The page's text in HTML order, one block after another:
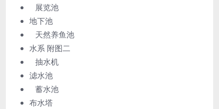
展览池
地下池
天然养鱼池
水系 附图二
抽水机
滤水池
蓄水池
布水塔